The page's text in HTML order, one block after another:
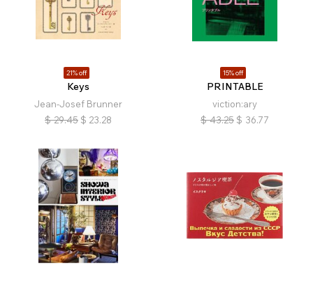
21% off
Keys
Jean-Josef Brunner
$ 29.45 $ 23.28
15% off
PRINTABLE
viction:ary
$ 43.25 $ 36.77